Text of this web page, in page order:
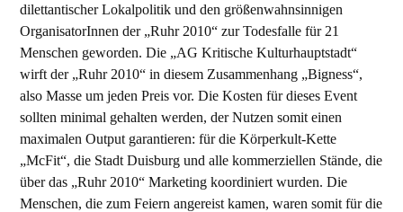
dilettantischer Lokalpolitik und den größenwahnsinnigen
OrganisatorInnen der „Ruhr 2010“ zur Todesfalle für 21
Menschen geworden. Die „AG Kritische Kulturhauptstadt“
wirft der „Ruhr 2010“ in diesem Zusammenhang „Bigness“,
also Masse um jeden Preis vor. Die Kosten für dieses Event
sollten minimal gehalten werden, der Nutzen somit einen
maximalen Output garantieren: für die Körperkult-Kette
„McFit“, die Stadt Duisburg und alle kommerziellen Stände, die
über das „Ruhr 2010“ Marketing koordiniert wurden. Die
Menschen, die zum Feiern angereist kamen, waren somit für die